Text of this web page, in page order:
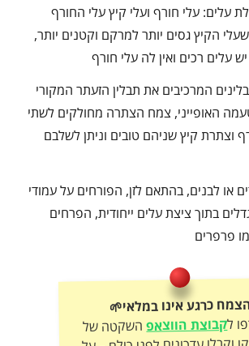
עלים: עלי חורף ועלי קיץ עלי החורף
הקיץ גסים יותר למרקם וקטנים יותר,
עלים רכים ואין לה עלי חורף
המרכיבים את תבלין הזעתר המקורי
האופייני, צמח הצתרה מחולקים לשתי
וצתרת קיץ שניהם טובים וניתן לשלבם
או לבנים, בהתאם לזן, הפורחים על עמודי
בתוך ציצת עלים ייחודית, הפרחים
פרפרים
כרגע אינו במלאי🌱
לקבוצת הווצאפהשקטה של
אורגניקו וקבלו עדכונים לפני כולם – על